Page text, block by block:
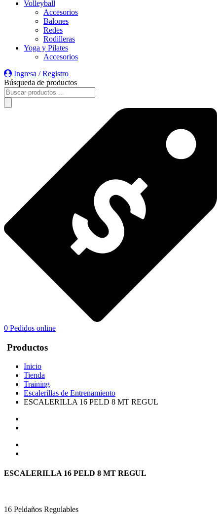
Volleyball
Accesorios
Balones
Redes
Rodilleras
Yoga y Pilates
Accesorios
Ingresa / Registro
Búsqueda de productos
0 Pedidos online
Productos
Inicio
Tienda
Training
Escalerillas de Entrenamiento
ESCALERILLA 16 PELD 8 MT REGUL
ESCALERILLA 16 PELD 8 MT REGUL
16 Peldaños Regulables